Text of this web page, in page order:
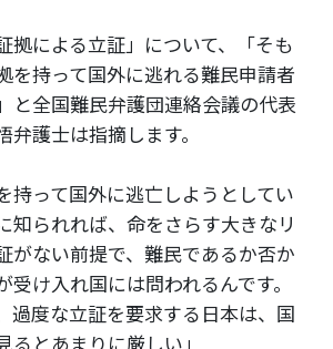
拠による立証」について、「そも
を持って国外に逃れる難民申請者
と全国難民弁護団連絡会議の代表
護士は指摘します。
持って国外に逃亡しようとしてい
知られれば、命をさらす大きなリ
がない前提で、難民であるか否か
受け入れ国には問われるんです。
過度な立証を要求する日本は、国
るとあまりに厳しい」